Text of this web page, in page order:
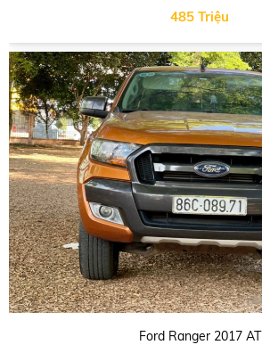
485 Triệu
Ford Ranger 2017 AT